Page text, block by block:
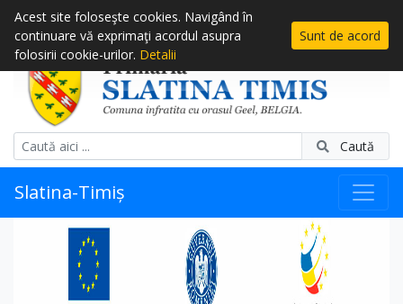
Caută
Slatina-Timiș
Acest site foloseşte cookies. Navigând în
continuare vă exprimaţi acordul asupra
folosirii cookie-urilor. Detalii
Sunt de acord